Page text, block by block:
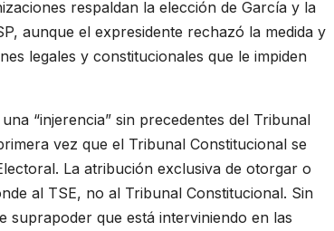
respaldan la elección de García y la
aunque el expresidente rechazó la medida y
legales y constitucionales que le impiden
“injerencia” sin precedentes del Tribunal
vez que el Tribunal Constitucional se
La atribución exclusiva de otorgar o
al TSE, no al Tribunal Constitucional. Sin
suprapoder que está interviniendo en las